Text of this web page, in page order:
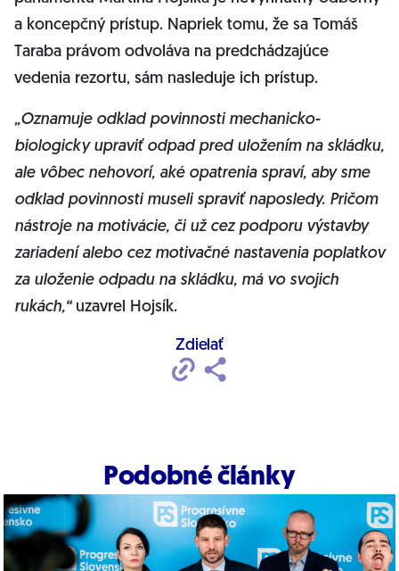
a koncepčný prístup. Napriek tomu, že sa Tomáš
Taraba právom odvoláva na predchádzajúce
vedenia rezortu, sám nasleduje ich prístup.
„Oznamuje odklad povinnosti mechanicko-
biologicky upraviť odpad pred uložením na skládku,
ale vôbec nehovorí, aké opatrenia spraví, aby sme
odklad povinnosti museli spraviť naposledy. Pričom
nástroje na motivácie, či už cez podporu výstavby
zariadení alebo cez motivačné nastavenia poplatkov
za uloženie odpadu na skládku, má vo svojich
rukách,“ uzavrel Hojsík.
Zdielať
Podobné články